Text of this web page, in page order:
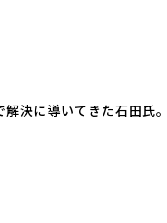
決に導いてきた石田氏